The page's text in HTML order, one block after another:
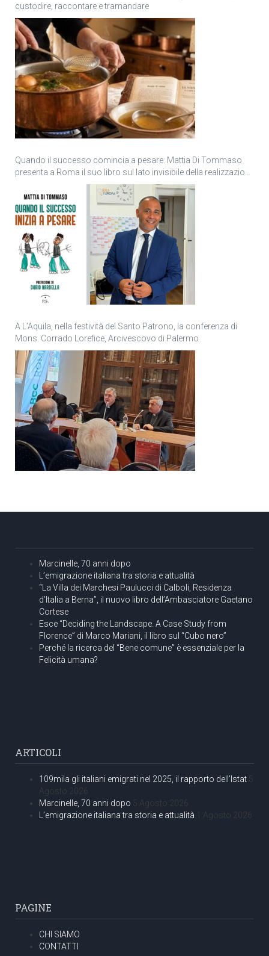
custodire, raccontare e tramandare
Quando il successo comincia a pesare: Mattia Di Tommaso
presenta a Roma il suo libro sul lato invisibile della realizzazione
A L’Aquila, nella festività del Santo Patrono, la conferenza di
Mons. Corrado Lorefice, Arcivescovo di Palermo
Marcinelle, 70 anni dopo
L’emigrazione italiana tra storia e attualità
“La Villa dei Marchesi Paulucci di Calboli, Residenza
d’Italia a Berna”, il nuovo libro dell’Ambasciatore Gaetano
Cortese
Esce “Deciding the Landscape. A Case Study from
Florence” di Marco Mariani, il libro sul “Cubo nero”
Perché la ricerca del “Bene comune” è essenziale per la
Felicità umana?
ARTICOLI
109mila gli italiani emigrati nel 2025, il rapporto dell’Istat 5
Agosto 2026
Marcinelle, 70 anni dopo 5 Agosto 2026
L’emigrazione italiana tra storia e attualità 1 Agosto 2026
PAGINE
CHI SIAMO
CONTATTI